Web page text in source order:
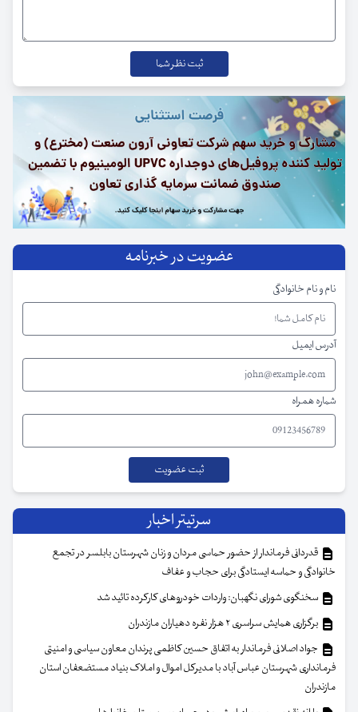
عضویت در خبرنامه
نام و نام خانوادگی
آدرس ایمیل
شماره همراه
سرتیتر اخبار
قدردانی فرماندار از حضور حماسی مردان و زنان شهرستان بابلسر در تجمع
خانوادگی و حماسه ایستادگی برای حجاب و عفاف
سخنگوی شورای نگهبان: واردات خودروهای کارکرده تائید شد
برگزاری همایش سراسری ۲ هزار نفره دهیاران مازندران
جواد اصلانی فرماندار به اتفاق حسین کاظمی پرندان معاون سیاسی و امنیتی
فرمانداری شهرستان عباس آباد با مدیرکل اموال و املاک بنیاد مستضعفان استان
مازندران